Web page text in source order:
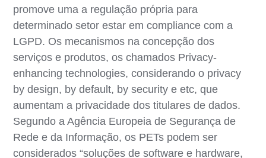
promove uma a regulação própria para
determinado setor estar em compliance com a
LGPD. Os mecanismos na concepção dos
serviços e produtos, os chamados Privacy-
enhancing technologies, considerando o privacy
by design, by default, by security e etc, que
aumentam a privacidade dos titulares de dados.
Segundo a Agência Europeia de Segurança de
Rede e da Informação, os PETs podem ser
considerados “soluções de software e hardware,